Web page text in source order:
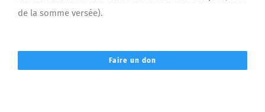
de la somme versée).
Faire un don